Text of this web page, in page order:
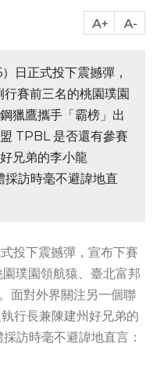
日正式投下震撼彈，
賽前三名的桃園璞園
獵鷹攜手「霸榜」出
TPBL 是否還有參賽
兄弟的李小龍
訪時毫不避諱地直
投下震撼彈，宣布下賽
璞園領航猿、臺北富邦
面對外界關注另一個聯
行長兼陳建州好兄弟的
訪時毫不避諱地直言：